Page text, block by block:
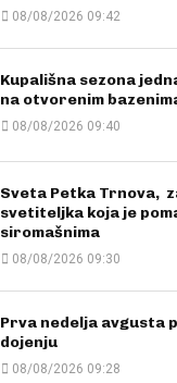
08/08/2026 09:42
Kupališna sezona
na otvorenim
08/08/2026 09:40
Sveta Petka Trnova,
svetiteljka koja je
siromašnima
08/08/2026 09:30
Prva nedelja avgusta
dojenju
08/08/2026 09:28